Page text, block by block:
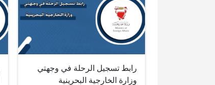
رابط تسجيل الرحلة في وجهتي
وزارة الخارجية البحرينية